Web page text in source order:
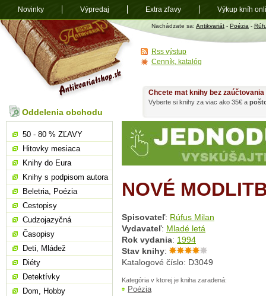
Antikvariát
shop.sk
Nachádzate sa: Antikvariát - Poézia -
NOVÉ
Spisovateľ: Rúfus Milan
Vydavateľ: Mladé letá
Rok vydania: 1994
Stav knihy:
Katalogové číslo: D3049
Kategória v ktorej je kniha zaradená:
Poézia
Chcete mat knihy bez
Vyberte si knihy za viac ako 35€ a
Oddelenia obchodu
50 - 80 % ZĽAVY
Hitovky mesiaca
Knihy do Eura
Knihy s podpisom autora
Beletria, Poézia
Cestopisy
Cudzojazyčná
Časopisy
Deti, Mládež
Diéty
Detektívky
Dom, Hobby
Rss výstup
Cenník, katalóg
Novinky Výpredaj Extra zľavy Výkup kníh